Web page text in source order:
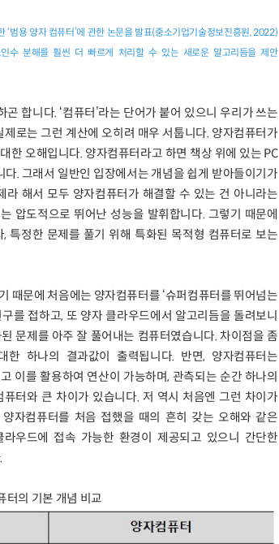
범용 양자 컴퓨터’에 관한 논문을 발표(중소기업기술정보진흥원, 2022)
수 분해를 훨씬 더 빠르게 처리할 수 있는 새로운 알고리듬을 제안
합니다. ‘컴퓨터’라는 단어가 붙어 있으니 우리가 쓰는
로는 그런 계산에 오히려 매우 서툽니다. 양자컴퓨터가
한 오해입니다. 양자컴퓨터라고 하면 책상 위에 있는 PC
. 그래서 일반인 입장에서는 개념을 쉽게 받아들이기가
해서 모두 양자컴퓨터가 해결할 수 있는 건 아니라는
압도적으로 뛰어난 성능을 발휘합니다. 그렇기 때문에
특정한 문제를 풀기 위해 특화된 목적형 컴퓨터로 보는
때문에 처음에는 양자컴퓨터를 ‘슈퍼컴퓨터를 뛰어넘는
를 접하고, 또 양자 클라우드에서 알고리듬을 돌려보니
문제를 아주 잘 풀어내는 컴퓨터였습니다. 차이점을 좀
하나의 결과값이 출력됩니다. 반면, 양자컴퓨터는
이를 활용하여 연산이 가능하며, 관측되는 순간 하나의
터와 큰 차이가 있습니다. 저 역시 처음엔 그런 차이가
자컴퓨터를 처음 접했을 때의 흔히 갖는 오해와 같은
우드에 접속 가능한 환경이 제공되고 있으니 간단한
터의 기본 개념 비교